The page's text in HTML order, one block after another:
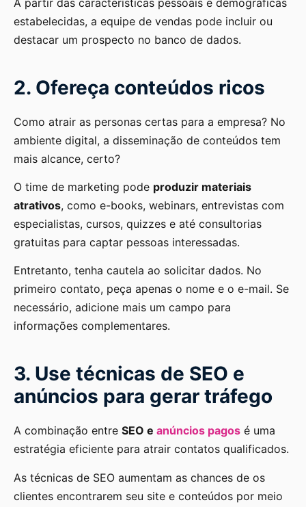
estabelecidas, a equipe de vendas pode incluir ou
destacar um prospecto no banco de dados.
2. Ofereça conteúdos ricos
Como atrair as personas certas para a empresa? No
ambiente digital, a disseminação de conteúdos tem
mais alcance, certo?
O time de marketing pode produzir materiais
atrativos, como e-books, webinars, entrevistas com
especialistas, cursos, quizzes e até consultorias
gratuitas para captar pessoas interessadas.
Entretanto, tenha cautela ao solicitar dados. No
primeiro contato, peça apenas o nome e o e-mail. Se
necessário, adicione mais um campo para
informações complementares.
3. Use técnicas de SEO e
anúncios para gerar tráfego
A combinação entre SEO e anúncios pagos é uma
estratégia eficiente para atrair contatos qualificados.
As técnicas de SEO aumentam as chances de os
clientes encontrarem seu site e conteúdos por meio